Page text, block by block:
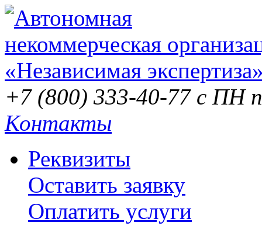
+7 (800) 333-40-77 с ПН
Контакты
Реквизиты
Оставить заявку
Оплатить услуги